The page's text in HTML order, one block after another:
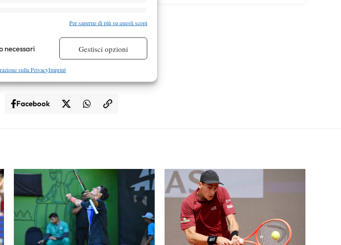
automaticamente.
frodi, correggere errori,
Salvare e comunicare le
Sempre attivo
Per saperne di più su questi scopi
necessari Gestisci opzioni
sulla PrivacyImprint
sulle
Facebook